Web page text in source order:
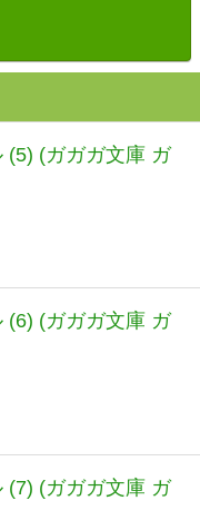
(5) (ガガガ文庫 ガ
(6) (ガガガ文庫 ガ
(7) (ガガガ文庫 ガ